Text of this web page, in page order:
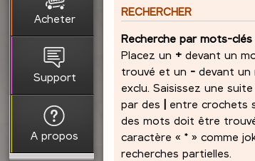
Acheter
Support
A propos
RECHERCHER
Recherche par mots-clés
Placez un + devant un
trouvé et un - devant
exclu. Saisissez une
par des
entre crochets
des mots doit être
caractère « * » comme
recherches partielles.